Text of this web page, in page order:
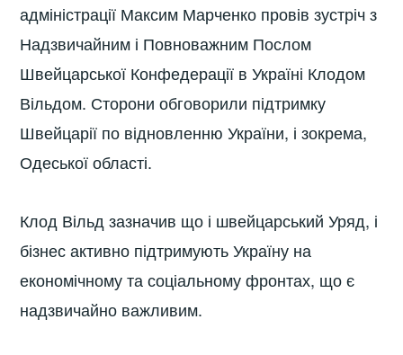
адміністрації Максим Марченко провів зустріч з
Надзвичайним і Повноважним Послом
Швейцарської Конфедерації в Україні Клодом
Вільдом. Сторони обговорили підтримку
Швейцарії по відновленню України, і зокрема,
Одеської області.
Клод Вільд зазначив що і швейцарський Уряд, і
бізнес активно підтримують Україну на
економічному та соціальному фронтах, що є
надзвичайно важливим.